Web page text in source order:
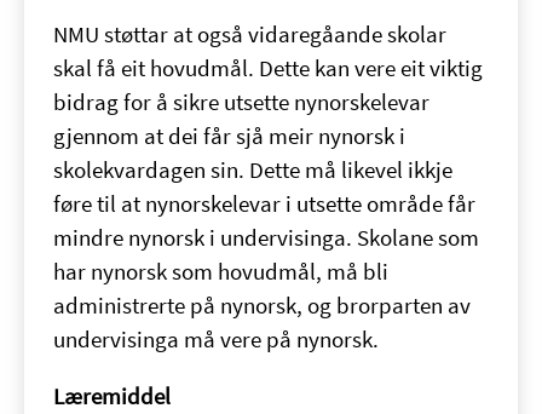
NMU støttar at også vidaregåande skolar
skal få eit hovudmål. Dette kan vere eit viktig
bidrag for å sikre utsette nynorskelevar
gjennom at dei får sjå meir nynorsk i
skolekvardagen sin. Dette må likevel ikkje
føre til at nynorskelevar i utsette område får
mindre nynorsk i undervisinga. Skolane som
har nynorsk som hovudmål, må bli
administrerte på nynorsk, og brorparten av
undervisinga må vere på nynorsk.
Læremiddel